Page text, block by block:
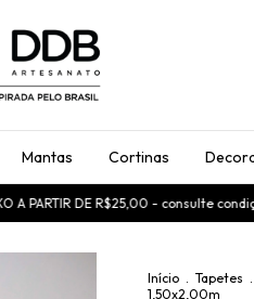
Mantas Cortinas
DE R$25,00 - consulte condições
Início . Tapetes .
1,50x2,00m